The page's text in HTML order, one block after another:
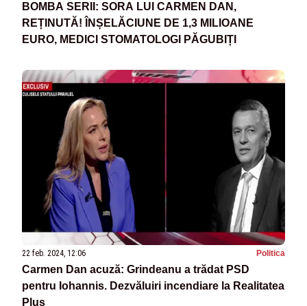
BOMBA SERII: SORA LUI CARMEN DAN,
REȚINUTĂ! ÎNȘELĂCIUNE DE 1,3 MILIOANE
EURO, MEDICI STOMATOLOGI PĂGUBIȚI
22 feb. 2024, 12:06 Politica
Carmen Dan acuză: Grindeanu a trădat PSD
pentru Iohannis. Dezvăluiri incendiare la Realitatea
Plus